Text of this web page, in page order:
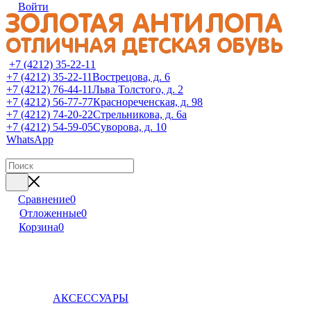
Войти
+7 (4212) 35-22-11
+7 (4212) 35-22-11Вострецова, д. 6
+7 (4212) 76-44-11Льва Толстого, д. 2
+7 (4212) 56-77-77Краснореченская, д. 98
+7 (4212) 74-20-22Стрельникова, д. 6а
+7 (4212) 54-59-05Суворова, д. 10
WhatsApp
Сравнение0
Отложенные0
Корзина0
АКСЕССУАРЫ